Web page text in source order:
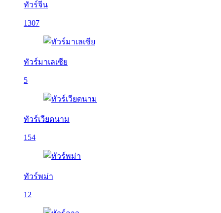
ทัวร์จีน
1307
ทัวร์มาเลเซีย
5
ทัวร์เวียดนาม
154
ทัวร์พม่า
12